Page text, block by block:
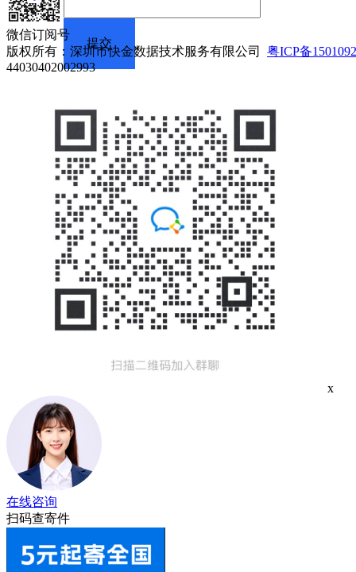
微信订阅号
版权所有：深圳市快金数据技术服务有限公司 粤ICP备
44030402002993
x
在线咨询
扫码查寄件